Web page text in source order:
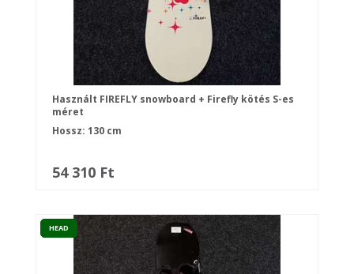
Használt FIREFLY snowboard + Firefly kötés S-es
méret
Hossz: 130 cm
54 310 Ft
HEAD